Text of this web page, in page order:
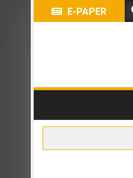
E-PAPER